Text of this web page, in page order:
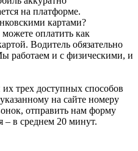
на платформе.
картами?
оплатить как
Водитель обязательно
работаем и с физическими, и
трех доступных способов
на сайте номеру
отправить нам форму
– в среднем 20 минут.